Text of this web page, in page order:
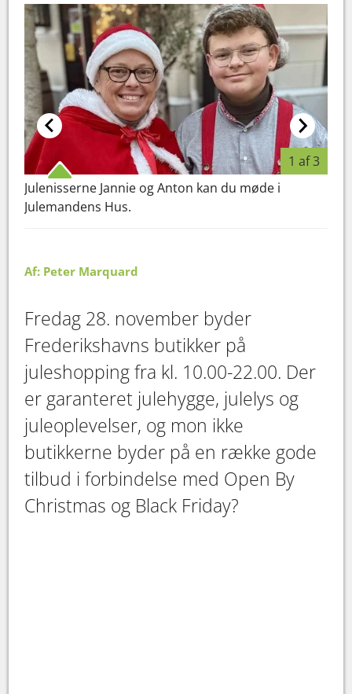
1 af 3
Julenisserne Jannie og Anton kan du møde i
Julemandens Hus.
Af: Peter Marquard
Fredag 28. november byder
Frederikshavns butikker på
juleshopping fra kl. 10.00-22.00. Der
er garanteret julehygge, julelys og
juleoplevelser, og mon ikke
butikkerne byder på en række gode
tilbud i forbindelse med Open By
Christmas og Black Friday?